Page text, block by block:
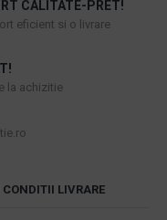
CALITATE-PRET!
eficient si o livrare
la achizitie
CONDITII LIVRARE